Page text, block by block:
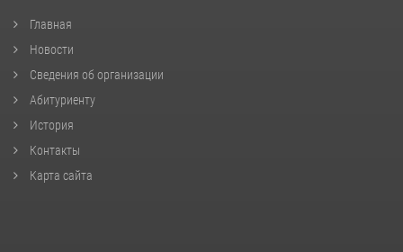
Главная
Новости
Сведения об организации
Абитуриенту
История
Контакты
Карта сайта